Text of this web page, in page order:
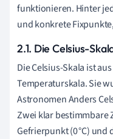
funktionieren. Hinter
und konkrete
2.1. Die Celsius-
Die Celsius-Skala ist
Temperaturskala. Sie
Astronomen Anders
Zwei klar bestimmbare
Gefrierpunkt (0 °C) und